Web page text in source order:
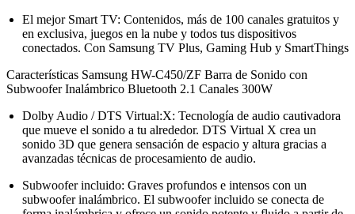
El mejor Smart TV: Contenidos, más de 100 canales gratuitos y
en exclusiva, juegos en la nube y todos tus dispositivos
conectados. Con Samsung TV Plus, Gaming Hub y SmartThings
Características Samsung HW-C450/ZF Barra de Sonido con
Subwoofer Inalámbrico Bluetooth 2.1 Canales 300W
Dolby Audio / DTS Virtual:X: Tecnología de audio cautivadora
que mueve el sonido a tu alrededor. DTS Virtual X crea un
sonido 3D que genera sensación de espacio y altura gracias a
avanzadas técnicas de procesamiento de audio.
Subwoofer incluido: Graves profundos e intensos con un
subwoofer inalámbrico. El subwoofer incluido se conecta de